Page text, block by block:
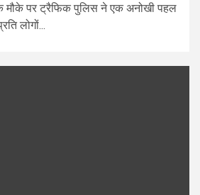
मौके पर ट्रैफिक पुलिस ने एक अनोखी पहल
लोगों...